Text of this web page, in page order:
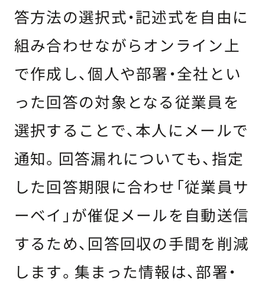
答方法の選択式・記述式を自由に
組み合わせながらオンライン上
で作成し、個人や部署・全社とい
った回答の対象となる従業員を
選択することで、本人にメールで
通知。回答漏れについても、指定
した回答期限に合わせ「従業員サ
ーベイ」が催促メールを自動送信
するため、回答回収の手間を削減
します。集まった情報は、部署・